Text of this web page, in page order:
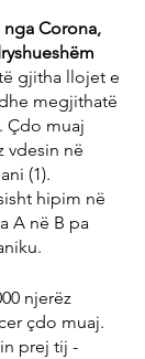
nga Corona,
gjitha llojet e
megjithatë
Çdo muaj
vdesin në
(1).
hipim në
A në B pa
njerëz
çdo muaj.
prej tij -